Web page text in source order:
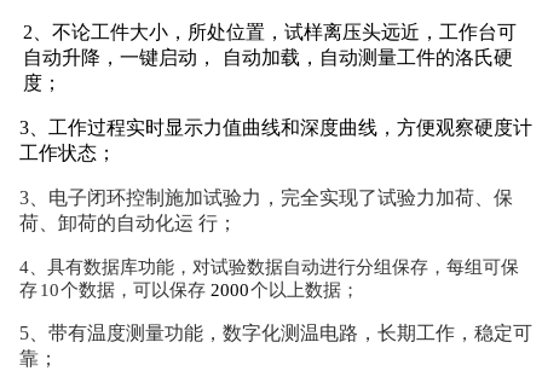
2、不论工件大小，所处位置，试样离压头远近，工作台可
自动升降，一键启动，
自动加载，自动测量工件的洛氏硬
度；
3、工作过程实时显示力值曲线和深度曲线，方便观察硬度计
工作状态；
3、电子闭环控制施加试验力，完全实现了试验力加荷、保
荷、卸荷的自动化运 行；
4、具有数据库功能，对试验数据自动进行分组保存 ，每组可保
存10个数据，可以保存 2000个以上数据；
5、带有温度测量功能，数字化测温电路，长期工作，稳定可
靠；